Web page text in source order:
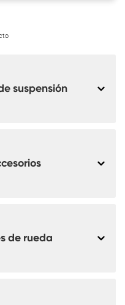
suspensión
de rueda